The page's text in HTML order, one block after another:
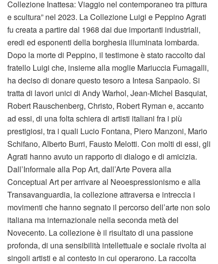
Collezione Inattesa: Viaggio nel contemporaneo tra pittura
e scultura” nel 2023. La Collezione Luigi e Peppino Agrati
fu creata a partire dal 1968 dai due importanti industriali,
eredi ed esponenti della borghesia illuminata lombarda.
Dopo la morte di Peppino, il testimone è stato raccolto dal
fratello Luigi che, insieme alla moglie Mariuccia Fumagalli,
ha deciso di donare questo tesoro a Intesa Sanpaolo. Si
tratta di lavori unici di Andy Warhol, Jean-Michel Basquiat,
Robert Rauschenberg, Christo, Robert Ryman e, accanto
ad essi, di una folta schiera di artisti italiani fra i più
prestigiosi, tra i quali Lucio Fontana, Piero Manzoni, Mario
Schifano, Alberto Burri, Fausto Melotti. Con molti di essi, gli
Agrati hanno avuto un rapporto di dialogo e di amicizia.
Dall’Informale alla Pop Art, dall’Arte Povera alla
Conceptual Art per arrivare al Neoespressionismo e alla
Transavanguardia, la collezione attraversa e intreccia i
movimenti che hanno segnato il percorso dell’arte non solo
italiana ma internazionale nella seconda metà del
Novecento. La collezione è il risultato di una passione
profonda, di una sensibilità intellettuale e sociale rivolta ai
singoli artisti e al contesto in cui operarono. La raccolta